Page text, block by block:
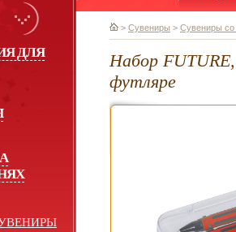
ДЛЯ
> Сувениры > Сувениры со
Набор
футляре